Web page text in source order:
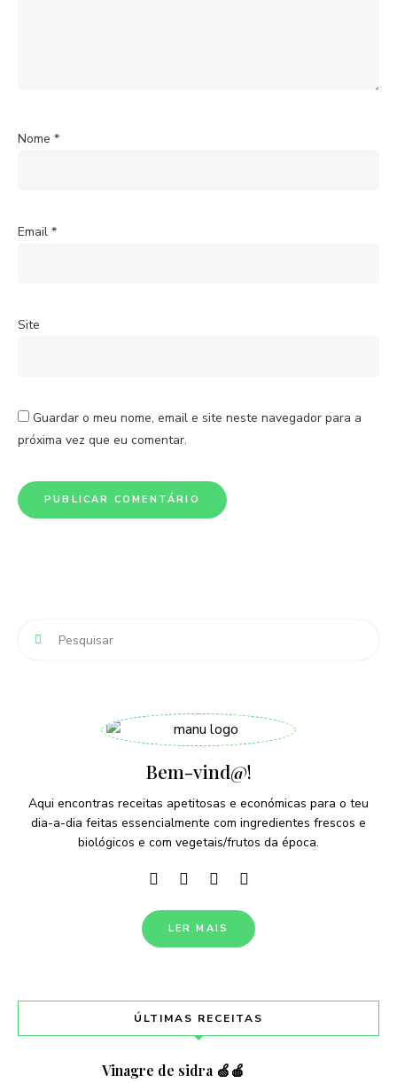
Nome *
Email *
Site
Guardar o meu nome, email e site neste navegador para a
próxima vez que eu comentar.
Bem-vind@!
Aqui encontras receitas apetitosas e económicas para o teu
dia-a-dia feitas essencialmente com ingredientes frescos e
biológicos e com vegetais/frutos da época.
LER MAIS
ÚLTIMAS RECEITAS
Vinagre de sidra 🍏🍎